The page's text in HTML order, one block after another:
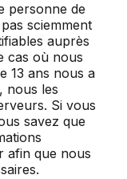
personne de
sciemment
auprès
cas où nous
13 ans nous a
nous les
Si vous
savez que
afin que nous